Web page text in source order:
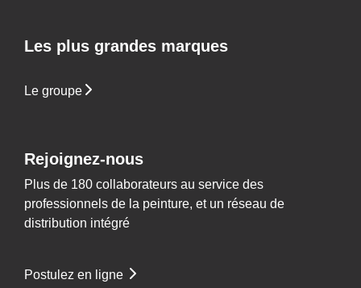
Les plus grandes marques
Le groupe
Rejoignez-nous
Plus de 180 collaborateurs au service des
professionnels de la peinture, et un réseau de
distribution intégré
Postulez en ligne